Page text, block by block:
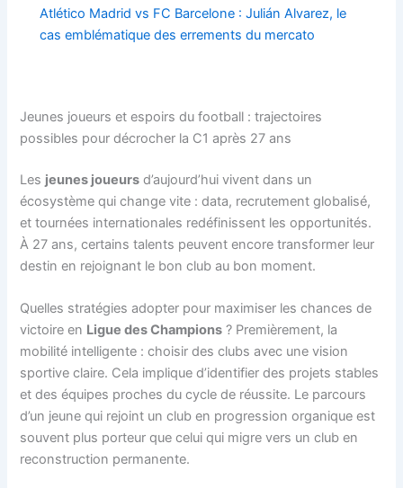
Atlético Madrid vs FC Barcelone : Julián Alvarez, le
cas emblématique des errements du mercato
Jeunes joueurs et espoirs du football : trajectoires
possibles pour décrocher la C1 après 27 ans
Les jeunes joueurs d’aujourd’hui vivent dans un
écosystème qui change vite : data, recrutement globalisé,
et tournées internationales redéfinissent les opportunités.
À 27 ans, certains talents peuvent encore transformer leur
destin en rejoignant le bon club au bon moment.
Quelles stratégies adopter pour maximiser les chances de
victoire en Ligue des Champions ? Premièrement, la
mobilité intelligente : choisir des clubs avec une vision
sportive claire. Cela implique d’identifier des projets stables
et des équipes proches du cycle de réussite. Le parcours
d’un jeune qui rejoint un club en progression organique est
souvent plus porteur que celui qui migre vers un club en
reconstruction permanente.